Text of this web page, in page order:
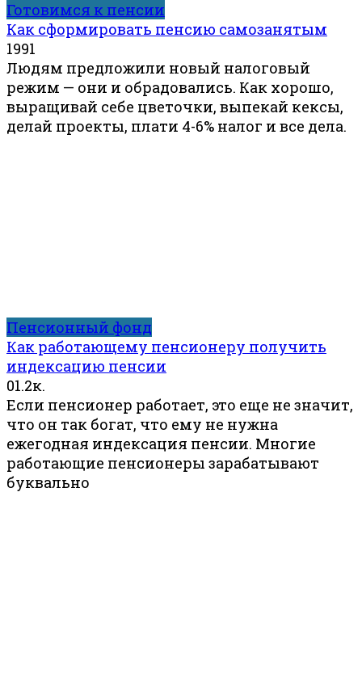
Готовимся к пенсии
Как сформировать пенсию самозанятым
1991
Людям предложили новый налоговый
режим — они и обрадовались. Как хорошо,
выращивай себе цветочки, выпекай кексы,
делай проекты, плати 4-6% налог и все дела.
Пенсионный фонд
Как работающему пенсионеру получить
индексацию пенсии
01.2к.
Если пенсионер работает, это еще не значит,
что он так богат, что ему не нужна
ежегодная индексация пенсии. Многие
работающие пенсионеры зарабатывают
буквально